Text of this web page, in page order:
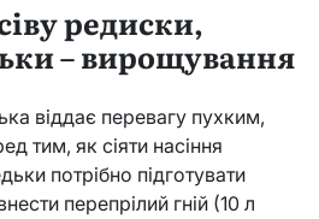
редиски,
– вирощування
віддає перевагу пухким,
тим, як сіяти насіння
потрібно підготувати
перепрілий гній (10 л